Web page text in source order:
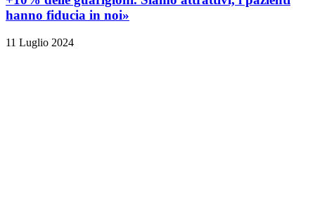
hanno fiducia in noi»
11 Luglio 2024